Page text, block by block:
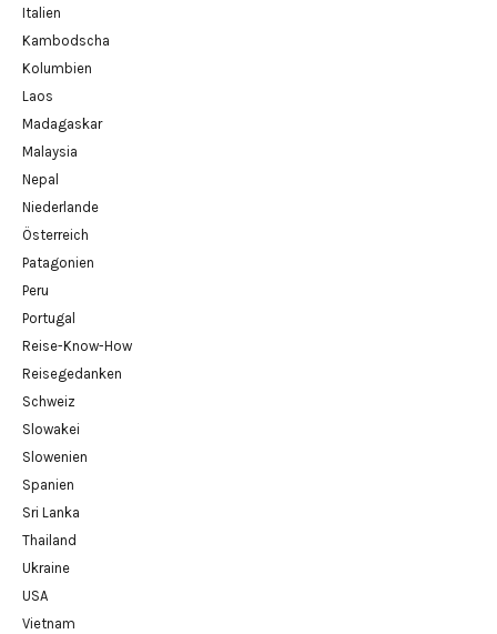
Italien
Kambodscha
Kolumbien
Laos
Madagaskar
Malaysia
Nepal
Niederlande
Österreich
Patagonien
Peru
Portugal
Reise-Know-How
Reisegedanken
Schweiz
Slowakei
Slowenien
Spanien
Sri Lanka
Thailand
Ukraine
USA
Vietnam